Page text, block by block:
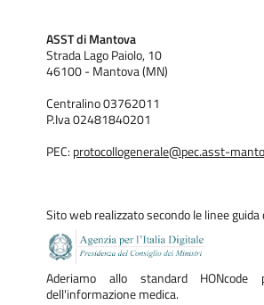
ASST di Mantova
Strada Lago Paiolo, 10
46100 - Mantova (MN)
Centralino 03762011
P.Iva 02481840201
PEC: protocollogenerale@pec.asst-
Sito web realizzato secondo le linee guida
Aderiamo allo standard HONcode
dell'informazione medica.